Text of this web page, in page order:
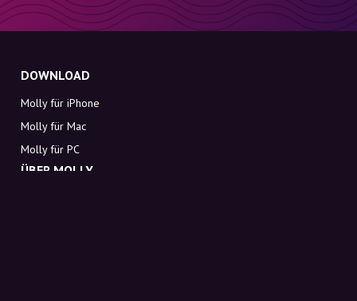
DOWNLOAD
Molly für iPhone
Molly für Mac
Molly für PC
ÜBER MOLLY